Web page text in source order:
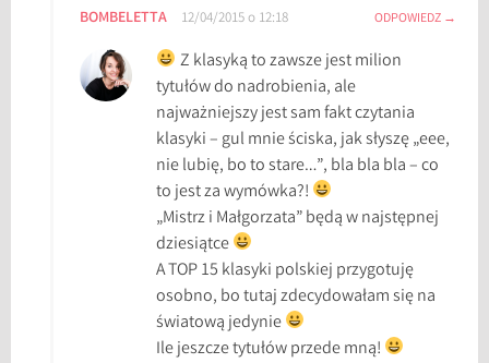
BOMBELETTA 12/04/2015 o 12:18 ODPOWIEDZ
Z klasyką to zawsze jest milion
tytułów do nadrobienia, ale
najważniejszy jest sam fakt czytania
klasyki – gul mnie ściska, jak słyszę „eee,
nie lubię, bo to stare…”, bla bla bla – co
to jest za wymówka?!
„Mistrz i Małgorzata” będą w najstępnej
dziesiątce
A TOP 15 klasyki polskiej przygotuję
osobno, bo tutaj zdecydowałam się na
światową jedynie
Ile jeszcze tytułów przede mną!